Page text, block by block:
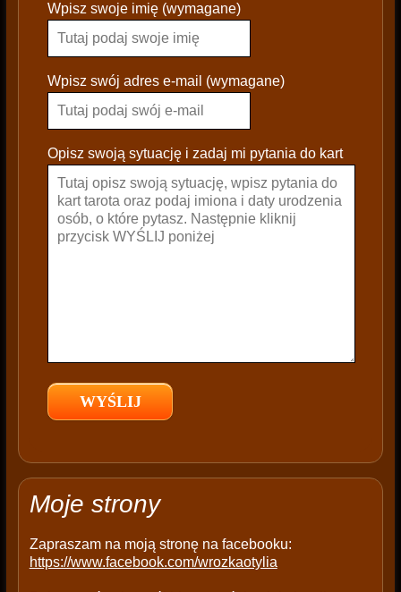
l
a
s
e
a
e
e
p
y
Wpisz swoje imię (wymagane)
Wpisz swój adres e-mail (wymagane)
Opisz swoją sytuację i zadaj mi pytania do kart
Moje strony
Zapraszam na moją stronę na facebooku:
https://www.facebook.com/wrozkaotylia